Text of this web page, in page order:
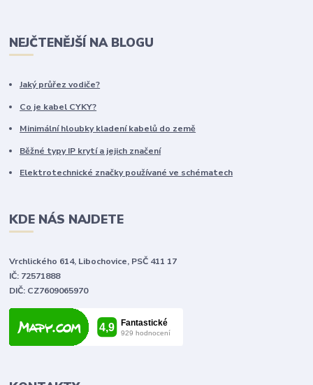
NEJČTENĚJŠÍ NA BLOGU
Jaký průřez vodiče?
Co je kabel CYKY?
Minimální hloubky kladení kabelů do země
Běžné typy IP krytí a jejich značení
Elektrotechnické značky používané ve schématech
KDE NÁS NAJDETE
Vrchlického 614, Libochovice, PSČ 411 17
IČ: 72571888
DIČ: CZ7609065970